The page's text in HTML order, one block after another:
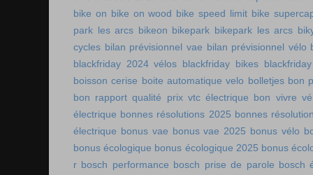
bike on bike on wood bike speed limit bike
park les arcs bikeon bikepark bikepark les arcs
cycles bilan prévisionnel vae bilan prévisionnel vélo
blackfriday 2024 vélos blackfriday bikes
boisson cerise boite automatique velo bolletjes bon
bon rapport qualité prix vtc électrique bon vivre
électrique bonnes résolutions 2025 bonnes
électrique bonus vae bonus vae 2025 bonus vélo
bonus écologique bonus écologique 2025 bonus
r bosch performance bosch prise de parole bosch